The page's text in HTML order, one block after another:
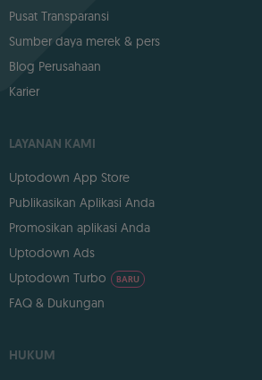
Pusat Transparansi
Sumber daya merek & pers
Blog Perusahaan
Karier
LAYANAN KAMI
Uptodown App Store
Publikasikan Aplikasi Anda
Promosikan aplikasi Anda
Uptodown Ads
Uptodown Turbo
BARU
FAQ & Dukungan
HUKUM